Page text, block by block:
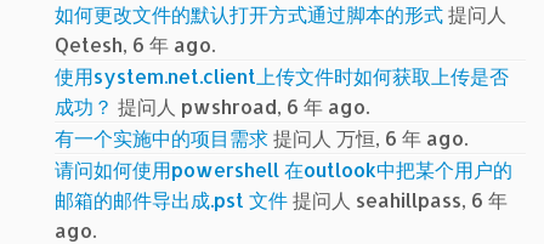
如何更改文件的默认打开方式通过脚本的形式提问人
Qetesh, 6 年 ago.
使用system.net.client上传文件时如何获取上传是否
成功？ 提问人 pwshroad, 6 年 ago.
有一个实施中的项目需求提问人 万恒, 6 年 ago.
请问如何使用powershell 在outlook中把某个用户的
邮箱的邮件导出成.pst 文件提问人 seahillpass, 6 年
ago.